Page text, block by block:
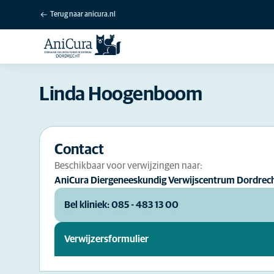
Terug naar anicura.nl
Linda Hoogenboom
Contact
Beschikbaar voor verwijzingen naar:
AniCura Diergeneeskundig Verwijscentrum
Bel kliniek: 085 - 483 13 00
Verwijzersformulier